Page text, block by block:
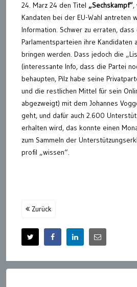
24. Marz 24 den Titel „Sechskampf“,
Kandaten bei der EU-Wahl antreten
Information. Schwer zu erraten, dass
Parlamentsparteien ihre Kandidaten
bringen werden. Dass jedoch die
(interessante Info, dass die Partei
behaupten, Pilz habe seine
und die restlichen Mittel für sein
abgezweigt) mit dem Johannes
geht, und dafür auch 2.600
erhalten wird, das konnte einen
zum Sammeln der
profil „wissen“.
Zurück